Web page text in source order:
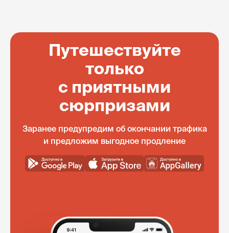
Путешествуйте
только
с приятными
сюрпризами
Заранее предупредим об окончании трафика
и предложим выгодное продление